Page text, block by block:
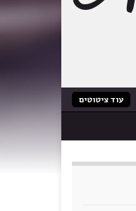
עוד ציטוטים